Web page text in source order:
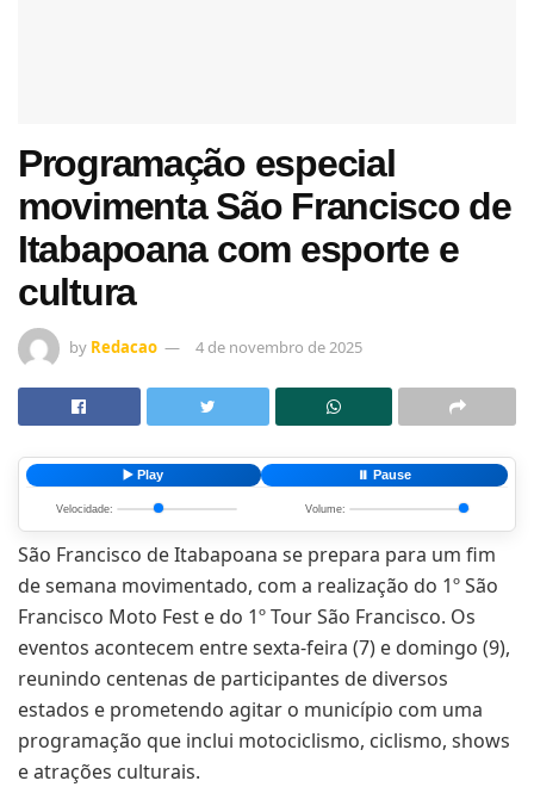
Programação especial
movimenta São Francisco de
Itabapoana com esporte e
cultura
by Redacao 4 de novembro de 2025
▶️ Play ⏸️ Pause
Velocidade: Volume:
São Francisco de Itabapoana se prepara para um fim
de semana movimentado, com a realização do 1º São
Francisco Moto Fest e do 1º Tour São Francisco. Os
eventos acontecem entre sexta-feira (7) e domingo (9),
reunindo centenas de participantes de diversos
estados e prometendo agitar o município com uma
programação que inclui motociclismo, ciclismo, shows
e atrações culturais.